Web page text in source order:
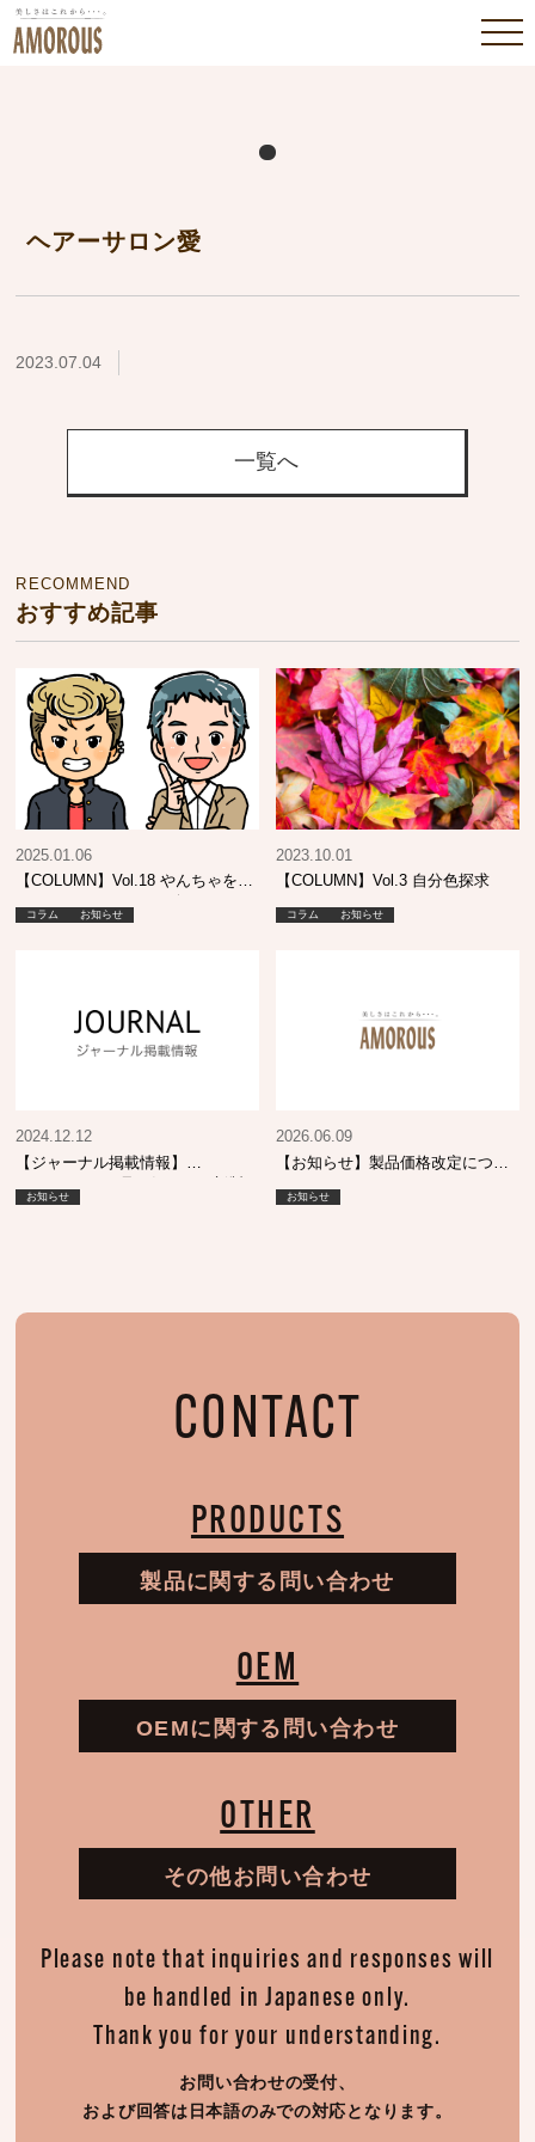
ヘアーサロン愛
2023.07.04
一覧へ
RECOMMEND
おすすめ記事
【COLUMN】Vol.18 やんちゃをし
2025.01.06
コラム お知らせ
【COLUMN】Vol.3 自分色探求
2023.10.01
コラム お知らせ
【ジャーナル掲載情報】
SHINBIYO 1月号 気になる新製
品
2024.12.12
お知らせ
【お知らせ】製品価格改定につい
2026.06.09
お知らせ
CONTACT
PRODUCTS
製品に関する問い合わせ
OEM
OEMに関する問い合わせ
OTHER
その他お問い合わせ
Please note that inquiries and responses will
be handled in Japanese only.
Thank you for your understanding.
お問い合わせの受付、
および回答は日本語のみでの対応となります。